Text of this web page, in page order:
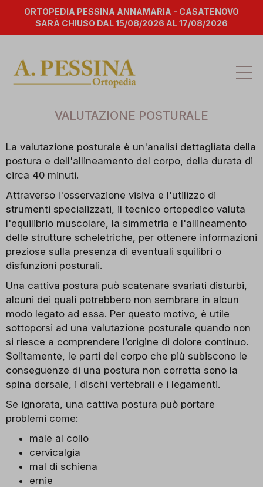
ORTOPEDIA PESSINA ANNAMARIA - CASATENOVO
SARÀ CHIUSO DAL 15/08/2026 AL 17/08/2026
VALUTAZIONE POSTURALE
La valutazione posturale è un'analisi dettagliata della
postura e dell'allineamento del corpo, della durata di
circa 40 minuti.
Attraverso l'osservazione visiva e l'utilizzo di
strumenti specializzati, il tecnico ortopedico valuta
l'equilibrio muscolare, la simmetria e l'allineamento
delle strutture scheletriche, per ottenere informazioni
preziose sulla presenza di eventuali squilibri o
disfunzioni posturali.
Una cattiva postura può scatenare svariati disturbi,
alcuni dei quali potrebbero non sembrare in alcun
modo legato ad essa. Per questo motivo, è utile
sottoporsi ad una valutazione posturale quando non
si riesce a comprendere l’origine di dolore continuo.
Solitamente, le parti del corpo che più subiscono le
conseguenze di una postura non corretta sono la
spina dorsale, i dischi vertebrali e i legamenti.
Se ignorata, una cattiva postura può portare
problemi come:
male al collo
cervicalgia
mal di schiena
ernie